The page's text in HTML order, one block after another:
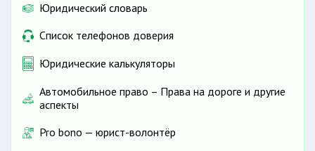
Юридический словарь
Список телефонов доверия
Юридические калькуляторы
Автомобильное право – Права на дороге и другие
аспекты
Pro bono — юрист-волонтёр